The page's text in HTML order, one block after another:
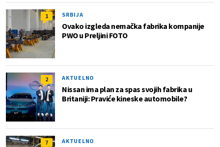
1 SRBIJA
Ovako izgleda nemačka fabrika kompanije
PWO u Preljini FOTO
2 AKTUELNO
Nissan ima plan za spas svojih fabrika u
Britaniji: Praviće kineske automobile?
7 AKTUELNO